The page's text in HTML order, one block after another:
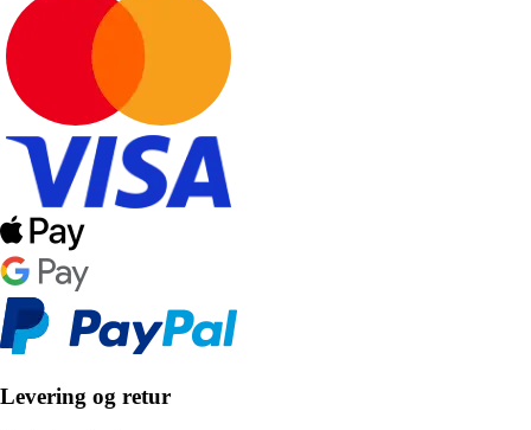
Levering og retur